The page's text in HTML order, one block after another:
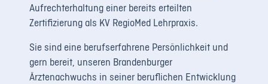
Aufrechterhaltung einer bereits erteilten
Zertifizierung als KV RegioMed Lehrpraxis.
Sie sind eine berufserfahrene Persönlichkeit und
gern bereit, unseren Brandenburger
Ärztenachwuchs in seiner beruflichen Entwicklung